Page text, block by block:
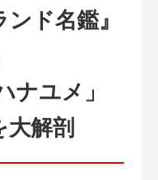
ド名鑑』
ナユメ」
解剖